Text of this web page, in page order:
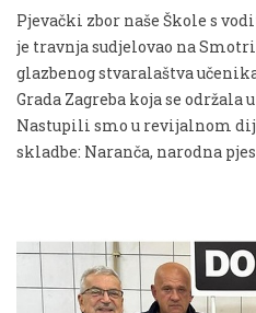
Pjevački zbor naše Škole s
je travnja sudjelovao na
glazbenog stvaralaštva
Grada Zagreba koja se održala u
Nastupili smo u revijalnom
skladbe: Naranča, narodna